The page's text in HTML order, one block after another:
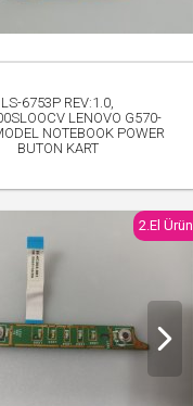
LS-6753P REV:1.0,
LENOVO G570-
NOTEBOOK POWER
BUTON KART
2.El Ürün